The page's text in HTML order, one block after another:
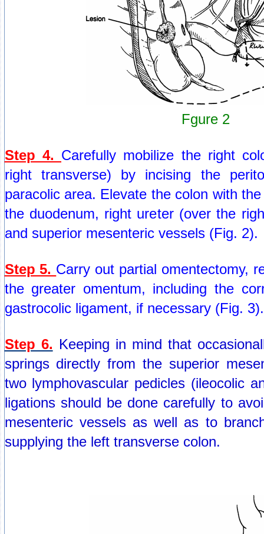
Fgure 2
Step 4. Carefully mobilize the right
right transverse) by incising the
paracolic area. Elevate the colon with
the duodenum, right ureter (over the
and superior mesenteric vessels (Fig. 2).
Step 5. Carry out partial omentectomy,
the greater omentum, including the
gastrocolic ligament, if necessary (Fig. 3).
Step 6. Keeping in mind that
springs directly from the superior
two lymphovascular pedicles (ileocolic
ligations should be done carefully to
mesenteric vessels as well as to
supplying the left transverse colon.